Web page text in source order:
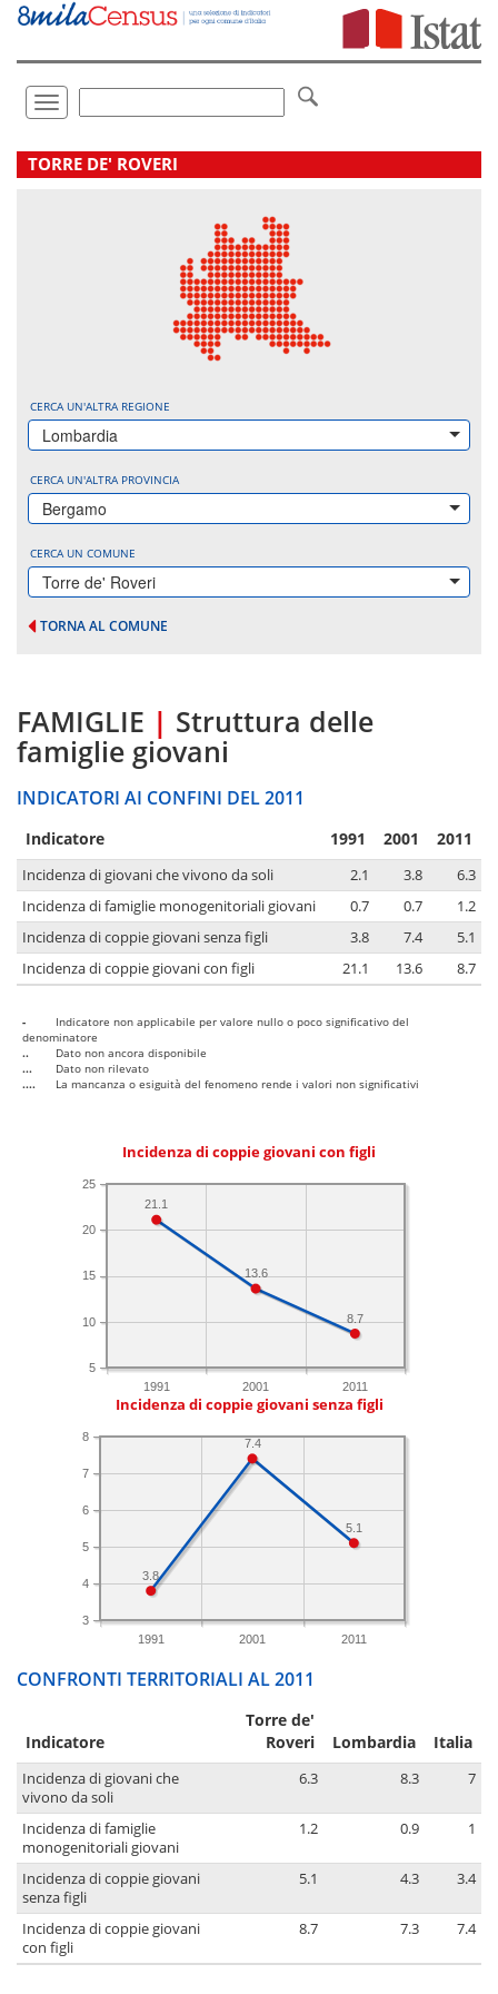
Vai
direttamente
Toggle
navigation
.
TORRE DE' ROVERI
CERCA UN'ALTRA REGIONE
Lombardia
CERCA UN'ALTRA PROVINCIA
Bergamo
CERCA UN COMUNE
Torre de' Roveri
TORNA AL COMUNE
FAMIGLIE | Struttura delle
famiglie giovani
INDICATORI AI CONFINI DEL 2011
Indicatore 1991 2001 2011
Incidenza di giovani che vivono da soli 2.1 3.8
6.3
Incidenza di famiglie monogenitoriali giovani
0.7 0.7
1.2
Incidenza di coppie giovani senza figli
3.8 7.4
5.1
Incidenza di coppie giovani con figli
21.1 13.6 8.7
-
Indicatore non applicabile per valore nullo o poco significativo del
denominatore
..
Dato non ancora disponibile
...
Dato non rilevato
....
La mancanza o esiguità del fenomeno rende i valori non significativi
Incidenza di coppie giovani con figli
1991 2001 2011
5
10
15
20
25
8.7
13.6
21.1
Incidenza di coppie giovani senza figli
1991 2001 2011
3
4
5
6
7
8
5.1
7.4
3.8
CONFRONTI TERRITORIALI AL 2011
Indicatore
Torre de'
Roveri
Lombardia Italia
Incidenza di giovani che
vivono da soli
6.3 8.3 7
Incidenza di famiglie
monogenitoriali giovani
1.2 0.9 1
Incidenza di coppie giovani
senza figli
5.1 4.3 3.4
Incidenza di coppie giovani
con figli
8.7 7.3 7.4